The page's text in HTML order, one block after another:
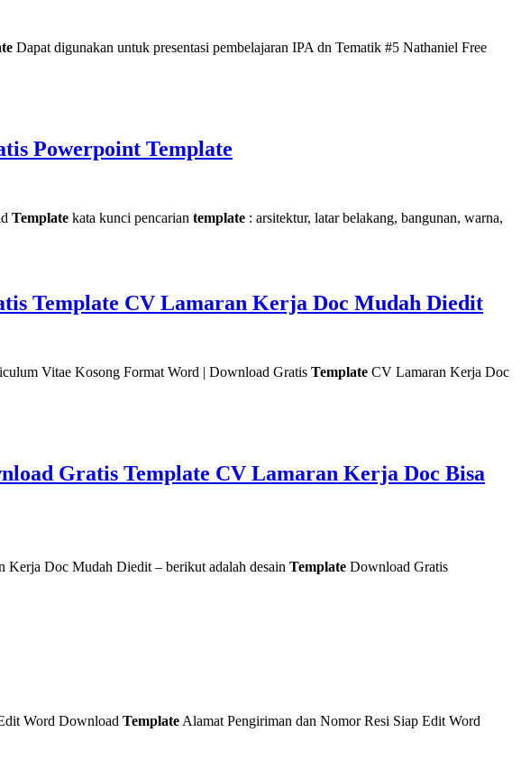
Dapat digunakan untuk presentasi pembelajaran IPA dn Tematik #5 Nathaniel Free
Powerpoint Template
Template kata kunci pencarian template : arsitektur, latar belakang, bangunan, warna,
Template CV Lamaran Kerja Doc Mudah Diedit
Vitae Kosong Format Word | Download Gratis Template CV Lamaran Kerja Doc
Gratis Template CV Lamaran Kerja Doc Bisa
Kerja Doc Mudah Diedit – berikut adalah desain Template Download Gratis
Word Download Template Alamat Pengiriman dan Nomor Resi Siap Edit Word